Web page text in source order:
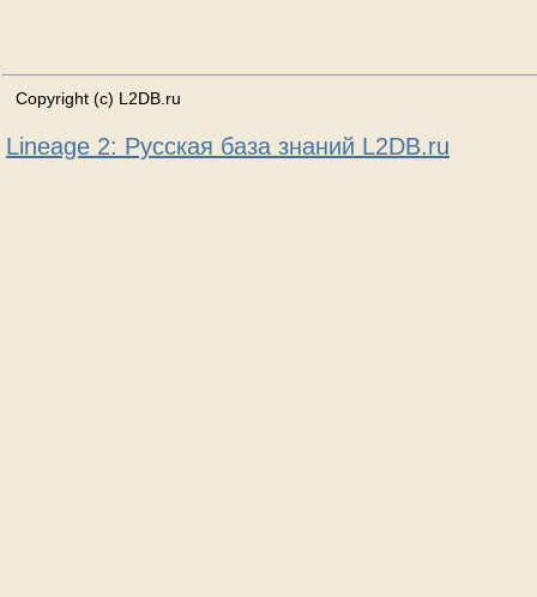
Copyright (c) L2DB.ru
Lineage 2: Русская база знаний L2DB.ru